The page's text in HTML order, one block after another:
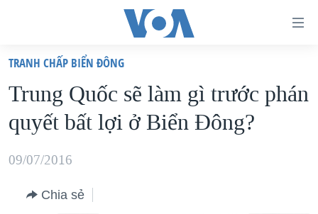
truy
cập
Tới
dung
chính
VIỆT NAM
HOA KỲ
BIỂN ĐÔNG
BLOG
TRANH CHẤP BIỂN ĐÔNG
Trung Quốc sẽ làm gì trước phán
quyết bất lợi ở Biển Đông?
09/07/2016
Chia sẻ